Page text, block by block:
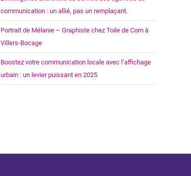
communication : un allié, pas un remplaçant.
Portrait de Mélanie – Graphiste chez Toile de Com à
Villers-Bocage
Boostez votre communication locale avec l’affichage
urbain : un levier puissant en 2025